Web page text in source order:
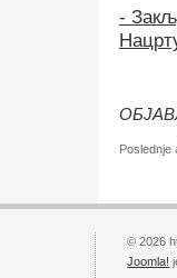
-
Poslednje
© 2026
Joomla!